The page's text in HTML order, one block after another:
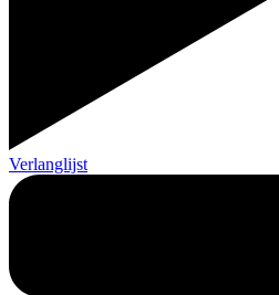
Verlanglijst